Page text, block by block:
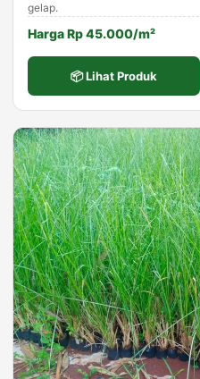
gelap.
Harga Rp 45.000/m²
📦 Lihat Produk